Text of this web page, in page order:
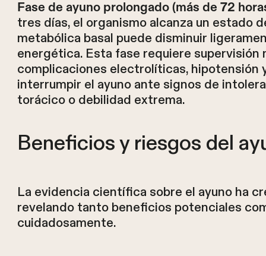
Fase de ayuno prolongado (más de 72
tres días, el organismo alcanza un estado
metabólica basal puede disminuir
energética. Esta fase requiere
complicaciones electrolíticas, hipotensión
interrumpir el ayuno ante signos de
torácico o debilidad extrema.
Beneficios y riesgos del
La evidencia científica sobre el ayuno ha
revelando tanto beneficios potenciales
cuidadosamente.